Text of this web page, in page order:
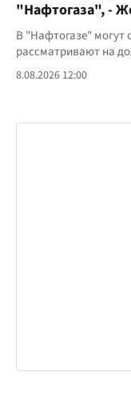
"Нафтогаза", -
В "Нафтогазе" могут
рассматривают на
8.08.2026 12:00